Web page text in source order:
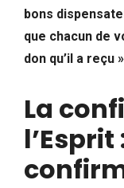
bons
que chacun de
don qu’il a reçu
La